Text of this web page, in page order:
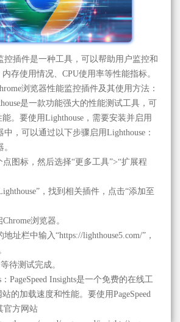
控插件是一种工具，可以帮助用户监控和
存使用情况、CPU使用率等性能指标。
浏览器性能监控插件及其使用方法：
是一款功能强大的性能测试工具，可
。要使用Lighthouse，需要安装并启用
中，可以通过以下步骤启用Lighthouse：
图标，然后选择“更多工具”>“扩展程
，找到相关插件，点击“添加至
浏览器。
址栏中输入“https://lighthouse5.com/”，
待测试完成。
：PageSpeed Insights是一个免费的在线工
的加载速度和性能。要使用PageSpeed
官方网站